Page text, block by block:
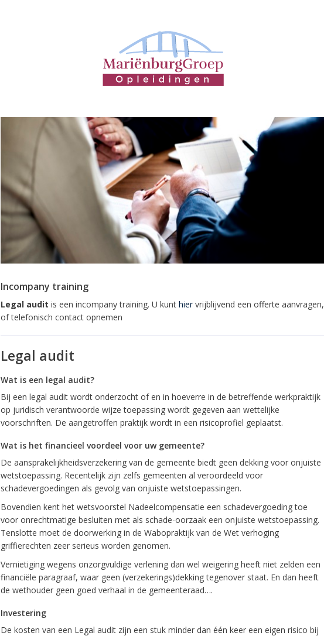
Incompany training
Legal audit is een incompany training. U kunthiervrijblijvend een offerte aanvragen,
of telefonisch contact opnemen
Legal audit
Wat is een legal audit?
Bij een legal audit wordt onderzocht of en in hoeverre in de betreffende werkpraktijk
op juridisch verantwoorde wijze toepassing wordt gegeven aan wettelijke
voorschriften. De aangetroffen praktijk wordt in een risicoprofiel geplaatst.
Wat is het financieel voordeel voor uw gemeente?
De aansprakelijkheidsverzekering van de gemeente biedt geen dekking voor onjuiste
wetstoepassing. Recentelijk zijn zelfs gemeenten al veroordeeld voor
schadevergoedingen als gevolg van onjuiste wetstoepassingen.
Bovendien kent het wetsvoorstel Nadeelcompensatie een schadevergoeding toe
voor onrechtmatige besluiten met als schade-oorzaak een onjuiste wetstoepassing.
Tenslotte moet de doorwerking in de Wabopraktijk van de Wet verhoging
griffierechten zeer serieus worden genomen.
Vernietiging wegens onzorgvuldige verlening dan wel weigering heeft niet zelden een
financiële paragraaf, waar geen (verzekerings)dekking tegenover staat. En dan heeft
de wethouder geen goed verhaal in de gemeenteraad….
Investering
De kosten van een Legal audit zijn een stuk minder dan één keer een eigen risico bij